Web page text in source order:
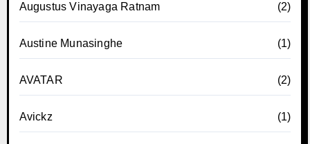
Augustus Vinayaga Ratnam (2)
Austine Munasinghe (1)
AVATAR (2)
Avickz (1)